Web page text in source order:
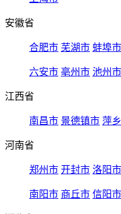
安徽省
合肥市 芜湖市 蚌埠市
六安市 亳州市 池州市
江西省
南昌市 景德镇市 萍
河南省
郑州市 开封市 洛阳市
南阳市 商丘市 信阳市